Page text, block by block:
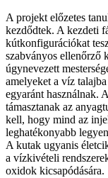
A projekt előzetes
kezdődtek. A kezdeti
kútkonfigurációkat
szabványos ellenőrző
úgynevezett
amelyeket a víz
egyaránt használnak.
támasztanak az
kell, hogy mind az
leghatékonyabb
A kutak ugyanis
a vízkivételi
oxidok kicsapódására.